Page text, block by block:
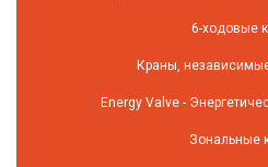
6-ходовые
Краны,
Energy Valve -
Зональные